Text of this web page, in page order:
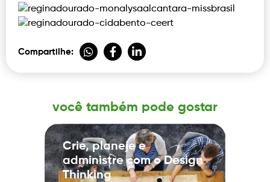
Compartilhe:
você também pode gostar
Crie, planeje e
administre com o Design
Thinking